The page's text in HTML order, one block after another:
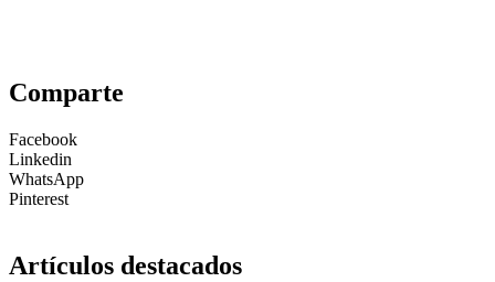
Comparte
Facebook
Linkedin
WhatsApp
Pinterest
Artículos destacados